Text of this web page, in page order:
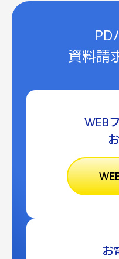
PD
資料請
WEB
お